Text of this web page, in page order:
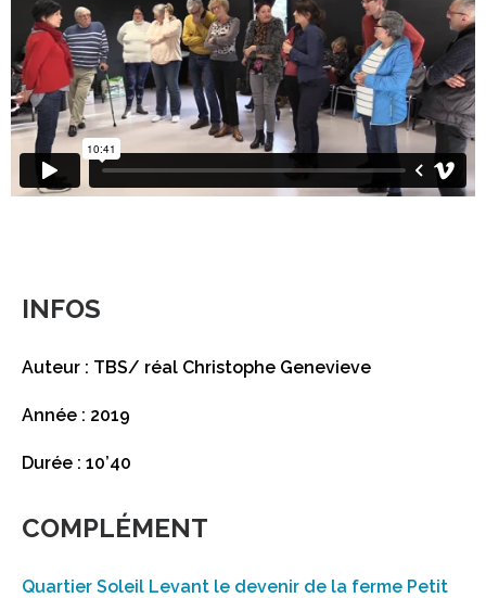
INFOS
Auteur : TBS/ réal Christophe Genevieve
Année : 2019
Durée : 10’40
COMPLÉMENT
Quartier Soleil Levant le devenir de la ferme Petit